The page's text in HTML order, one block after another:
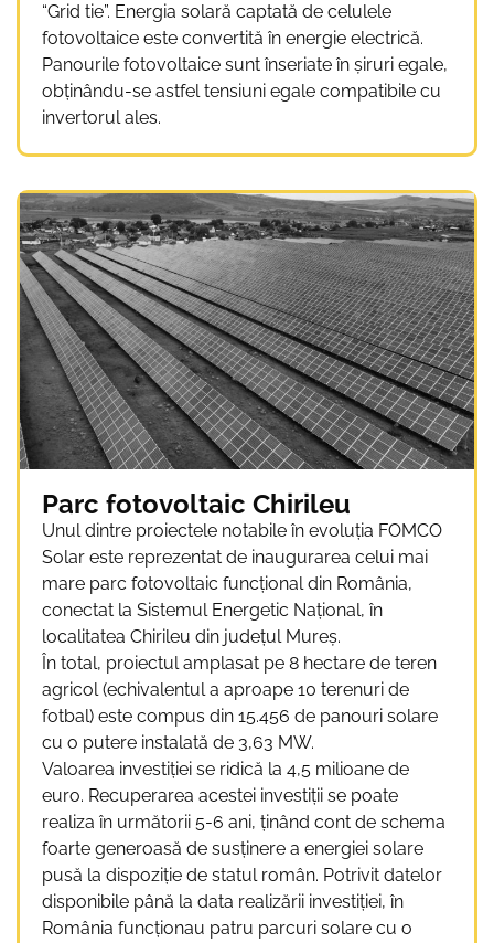
“Grid tie”. Energia solară captată de celulele
fotovoltaice este convertită în energie electrică.
Panourile fotovoltaice sunt înseriate în şiruri egale,
obţinându-se astfel tensiuni egale compatibile cu
invertorul ales.
Parc fotovoltaic Chirileu
Unul dintre proiectele notabile în evoluția FOMCO
Solar este reprezentat de inaugurarea celui mai
mare parc fotovoltaic funcțional din România,
conectat la Sistemul Energetic Național, în
localitatea Chirileu din județul Mureș.
În total, proiectul amplasat pe 8 hectare de teren
agricol (echivalentul a aproape 10 terenuri de
fotbal) este compus din 15.456 de panouri solare
cu o putere instalată de 3,63 MW.
Valoarea investiției se ridică la 4,5 milioane de
euro. Recuperarea acestei investiții se poate
realiza în următorii 5-6 ani, ținând cont de schema
foarte generoasă de susținere a energiei solare
pusă la dispoziție de statul român. Potrivit datelor
disponibile până la data realizării investiției, în
România funcționau patru parcuri solare cu o